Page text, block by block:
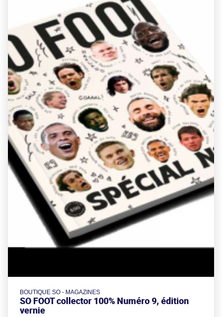
BOUTIQUE SO - MAGAZINES
SO FOOT collector 100% Numéro 9, édition
vernie